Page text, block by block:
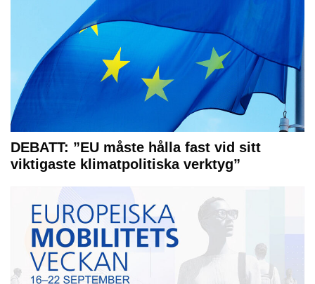
DEBATT: ”EU måste hålla fast vid sitt
viktigaste klimatpolitiska verktyg”